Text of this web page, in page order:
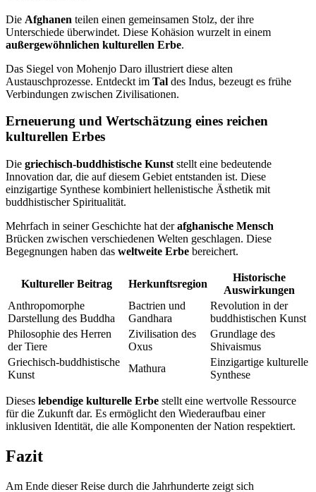
Die Afghanen teilen einen gemeinsamen Stolz, der ihre
Unterschiede überwindet. Diese Kohäsion wurzelt in einem
außergewöhnlichen kulturellen Erbe.
Das Siegel von Mohenjo Daro illustriert diese alten
Austauschprozesse. Entdeckt im Tal des Indus, bezeugt es frühe
Verbindungen zwischen Zivilisationen.
Erneuerung und Wertschätzung eines reichen
kulturellen Erbes
Die griechisch-buddhistische Kunst stellt eine bedeutende
Innovation dar, die auf diesem Gebiet entstanden ist. Diese
einzigartige Synthese kombiniert hellenistische Ästhetik mit
buddhistischer Spiritualität.
Mehrfach in seiner Geschichte hat derafghanische Mensch
Brücken zwischen verschiedenen Welten geschlagen. Diese
Begegnungen haben das weltweite Erbe bereichert.
Kultureller Beitrag Herkunftsregion
Historische
Auswirkungen
Anthropomorphe
Darstellung des Buddha
Bactrien und
Gandhara
Revolution in der
buddhistischen Kunst
Philosophie des Herren
der Tiere
Zivilisation des
Oxus
Grundlage des
Shivaismus
Griechisch-buddhistische
Kunst
Mathura
Einzigartige kulturelle
Synthese
Dieses lebendige kulturelle Erbe stellt eine wertvolle Ressource
für die Zukunft dar. Es ermöglicht den Wiederaufbau einer
inklusiven Identität, die alle Komponenten der Nation respektiert.
Fazit
Am Ende dieser Reise durch die Jahrhunderte zeigt sich